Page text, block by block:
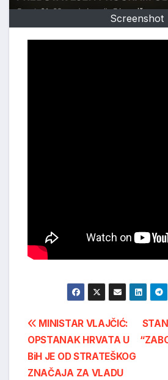
Screenshot
Post
navigation
MINISTAR VLAJČIĆ:
OPSTANAK HRVATA U
BiH JE OD STRATEŠKOG
ZNAČAJA ZA VLADU